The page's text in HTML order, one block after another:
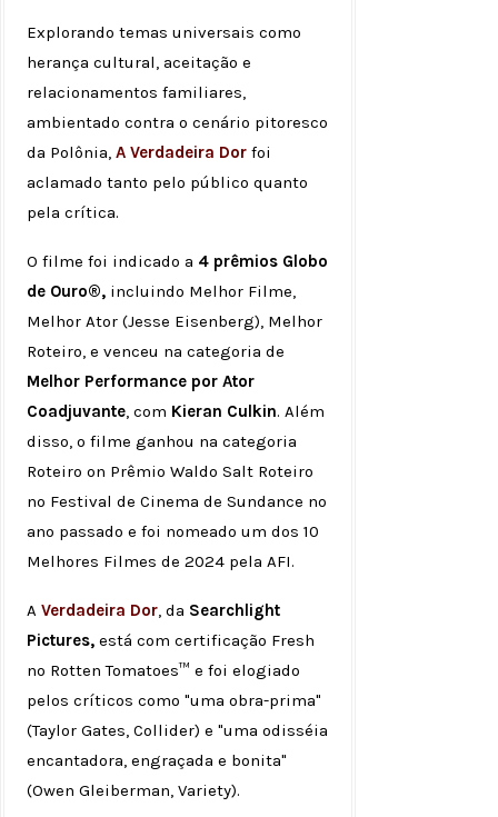
Explorando temas universais como
herança cultural, aceitação e
relacionamentos familiares,
ambientado contra o cenário pitoresco
da Polônia, A Verdadeira Dor foi
aclamado tanto pelo público quanto
pela crítica.
O filme foi indicado a 4 prêmios Globo
de Ouro®, incluindo Melhor Filme,
Melhor Ator (Jesse Eisenberg), Melhor
Roteiro, e venceu na categoria de
Melhor Performance por Ator
Coadjuvante, com Kieran Culkin. Além
disso, o filme ganhou na categoria
Roteiro on Prêmio Waldo Salt Roteiro
no Festival de Cinema de Sundance no
ano passado e foi nomeado um dos 10
Melhores Filmes de 2024 pela AFI.
A Verdadeira Dor, da Searchlight
Pictures, está com certificação Fresh
no Rotten Tomatoes™ e foi elogiado
pelos críticos como "uma obra-prima"
(Taylor Gates, Collider) e "uma odisséia
encantadora, engraçada e bonita"
(Owen Gleiberman, Variety).